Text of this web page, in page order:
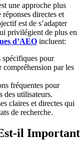
une approche plus
directes et
est de s’adapter
privilégient de plus en
d’AEO incluent:
spécifiques pour
compréhension par les
fréquentes pour
des utilisateurs.
claires et directes qui
de recherche.
il Important